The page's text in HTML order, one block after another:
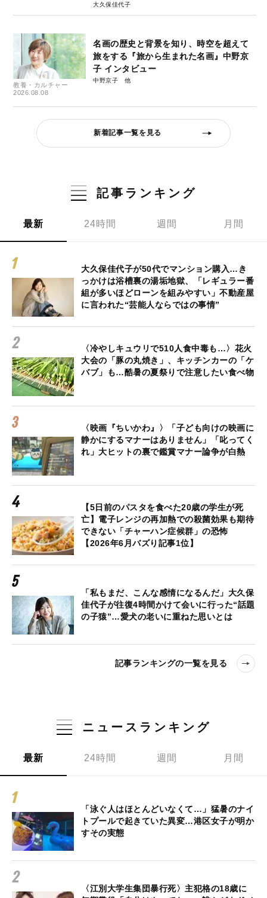
大久保佳代子
教養・カルチャー
2026.08.08
名画の歴史と背景を知り、時空を超えて
旅をする『旅から生まれた名画』中野京
子 インタビュー
中野京子
新着記事一覧を見る
記事ランキング
最新 24時間 週間 月間
大久保佳代子が50代でマンション購入…き
っかけは浴槽裏の湯垢地獄、「レギュラー番
組が多いほどローンを組みやすい」不動産屋
に言われた“芸能人ならではの事情”
〈冷やしキュウリで510人食中毒も…〉花火
大会の「豚の丸焼き」、キッチンカーの「ケ
バブ」も…酷暑の夏祭りで注意したい食べ物
〈映画『ちいかわ』〉「子ども向けの映画に
静かにするマナーはありません」「叱ってく
れ」大ヒットの裏で鑑賞マナー論争が白熱
【5日前のパスタを食べた20歳の学生が死
亡】電子レンジの再加熱での殺菌効果も期待
できない「チャーハン症候群」の恐怖
【2026年6月バズり記事1位】
「私もまだ、こんな感情になるんだ」大久保
佳代子が往復4時間かけて会いに行った“話題
の子猿”…愛犬の老いに重ねた思いとは
記事ランキングの一覧を見る
ニュースランキング
最新 24時間 週間 月間
「泳ぐ人はほとんどいなくて…」猛暑のナイ
トプールで起きていた異変…港区女子が明か
すその実態
〈江別大学生集団暴行死〉主犯格の18歳に